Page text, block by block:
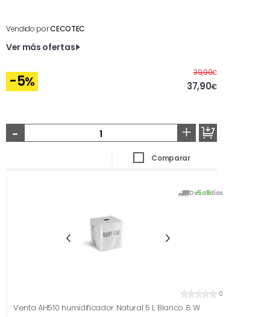
Vendido porCECOTEC
Ver más ofertas
-5%
39,90€Antes
37,90€
- +
Comparar
De5a8días
0
Venta AH510 humidificador Natural 5 L Blanco 8 W